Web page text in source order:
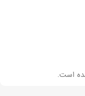
است.